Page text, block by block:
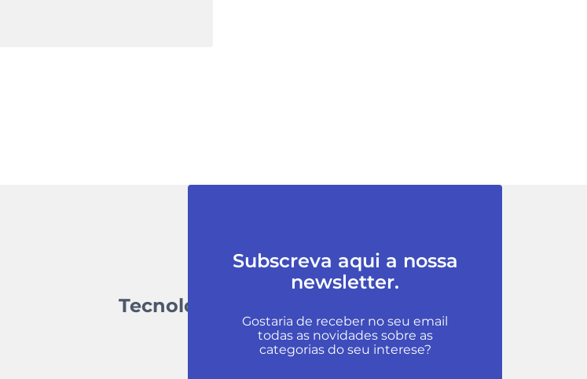
Tecnologia
Subscreva aqui a nossa
newsletter.
Gostaria de receber no seu email
todas as novidades sobre as
categorias do seu interese?